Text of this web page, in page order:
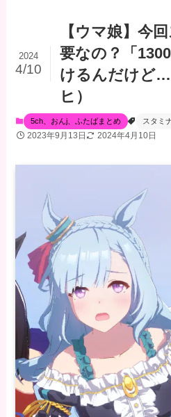
【ウマ娘】今
要なの？「
けるんだけど
ヒ）
2024
4/10
5ch、おんj、ふたばまとめ スタミ
2023年9月13日 2024年4月10日